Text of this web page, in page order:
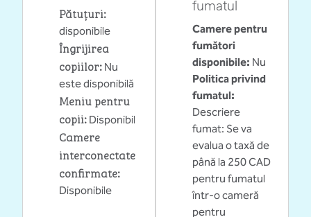
Pătuțuri:
disponibile
Îngrijirea
copiilor: Nu
este disponibilă
Meniu pentru
copii: Disponibil
Camere
interconectate
confirmate:
Disponibile
fumatul
Camere pentru
fumători
disponibile: Nu
Politica privind
fumatul:
Descriere
fumat: Se va
evalua o taxă de
până la 250 CAD
pentru fumatul
într-o cameră
pentru